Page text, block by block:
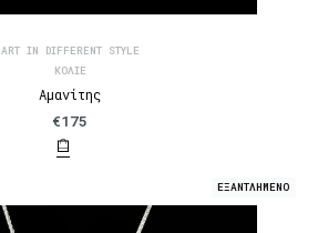
ART IN DIFFERENT STYLE
ΚΟΛΙΈ
Αμανίτης
€175
ΕΞΑΝΤΛΗΜΕΝΟ